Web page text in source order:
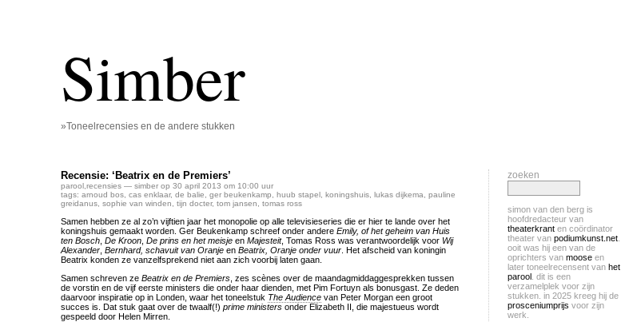
Simber
»Toneelrecensies en de andere stukken
Recensie: ‘Beatrix en de Premiers’
parool recensies — simber op 30 april 2013 om 10:00 uur
tags: arnoud bos cas enklaar, de balie ger beukenkamp huub stapel koningshuis lukas dijkema
pauline
greidanus sophie van winden tijn docter, tom jansen tomas ross
Samen hebben ze al zo’n vijftien jaar het monopolie op alle televisieseries die er hier te lande over het
koningshuis gemaakt worden. Ger Beukenkamp schreef onder andere Emily, of het geheim van Huis
ten Bosch De Kroon De prins en het meisje en Majesteit, Tomas Ross was verantwoordelijk voor Wij
Alexander Bernhard, schavuit van Oranje en Beatrix, Oranje onder vuur . Het afscheid van koningin
Beatrix konden ze vanzelfsprekend niet aan zich voorbij laten gaan.
Samen schreven ze Beatrix en de Premiers , zes scènes over de maandagmiddaggesprekken tussen
de vorstin en de vijf eerste ministers die onder haar dienden, met Pim Fortuyn als bonusgast. Ze deden
daarvoor inspiratie op in Londen, waar het toneelstuk The Audience van Peter Morgan een groot
succes is. Dat stuk gaat over de twaalf(!) prime ministers onder Elizabeth II, die majestueus wordt
gespeeld door Helen Mirren.
zoeken
simon van den berg is
hoofdredacteur van
theaterkrant en coördinator
theater van podiumkunst.net
ooit was hij een van de
oprichters van moose en
later toneelrecensent van het
parool . dit is een
verzamelplek voor zijn
stukken. in 2025 kreeg hij de
prosceniumprijs voor zijn
werk.